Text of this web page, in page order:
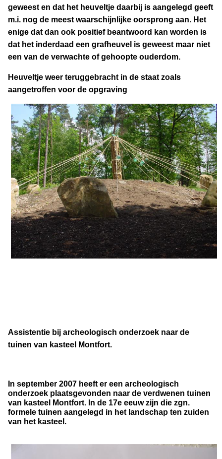
geweest en dat het heuveltje daarbij is aangelegd geeft
m.i. nog de meest waarschijnlijke oorsprong aan. Het
enige dat dan ook positief beantwoord kan worden is
dat het inderdaad een grafheuvel is geweest maar niet
een van de verwachte of gehoopte ouderdom.
Heuveltje weer teruggebracht in de staat zoals
aangetroffen voor de opgraving
Assistentie bij archeologisch onderzoek naar de
tuinen van kasteel Montfort.
In september 2007 heeft er een archeologisch
onderzoek plaatsgevonden naar de verdwenen tuinen
van kasteel Montfort. In de 17e eeuw zijn die zgn.
formele tuinen aangelegd in het landschap ten zuiden
van het kasteel.